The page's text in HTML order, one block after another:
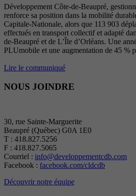
Développement Côte-de-Beaupré,
renforce sa position dans la mobilité
Capitale-Nationale, alors que 113 903
effectués en transport collectif et adapté
de-Beaupré et de L’Île d’Orléans. Une
PLUmobile et une augmentation de 45 %
Lire le communiqué
NOUS JOINDRE
30, rue Sainte-Marguerite
Beaupré (Québec) G0A 1E0
T : 418.827.5256
F : 418.827.5065
Courriel : info@developpementcdb.com
Facebook : facebook.com/cldcdb
Découvrir notre équipe